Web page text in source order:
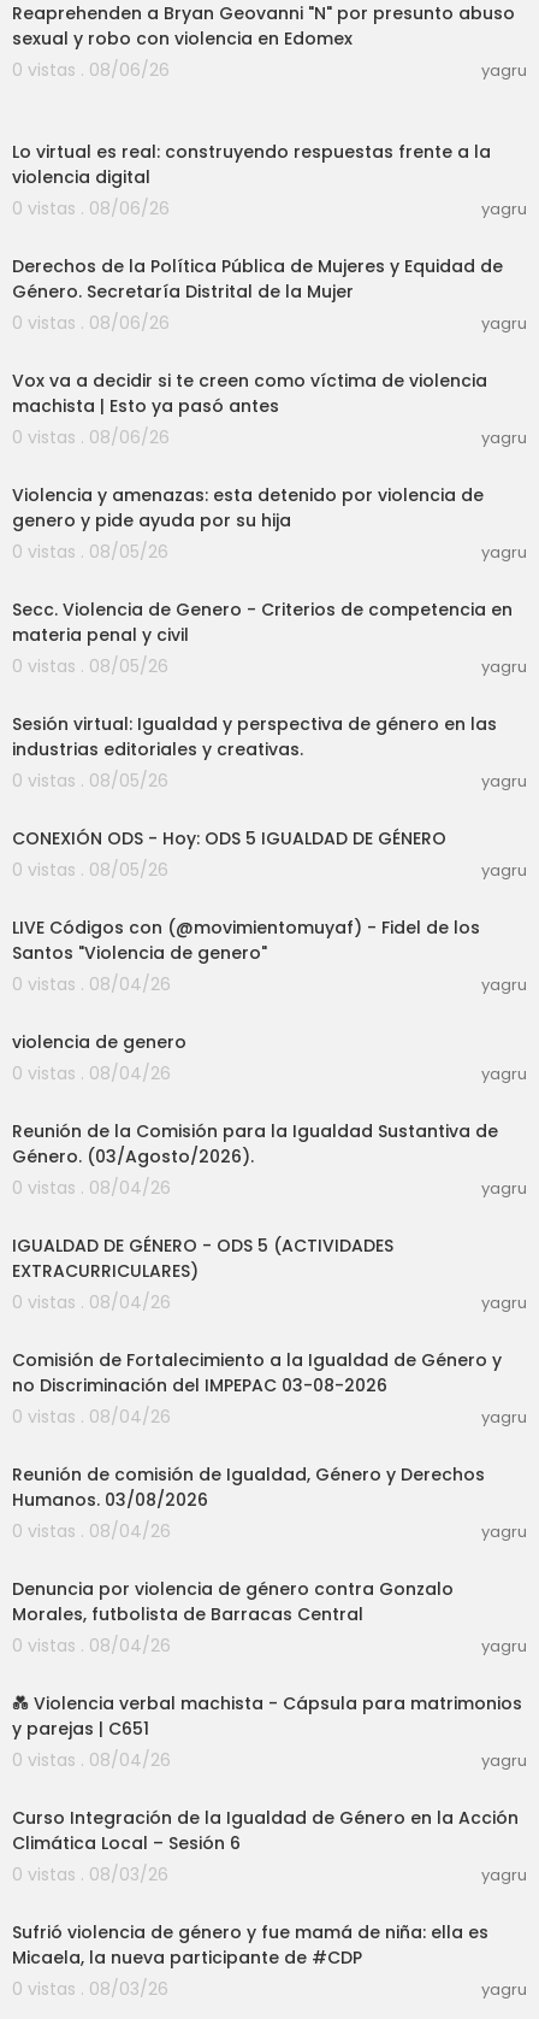
Reaprehenden a Bryan Geovanni "N" por presunto abuso
sexual y robo con violencia en Edomex
0 vistas . 08/06/26
yagru
Lo virtual es real: construyendo respuestas frente a la
violencia digital
0 vistas . 08/06/26
yagru
Derechos de la Política Pública de Mujeres y Equidad de
Género. Secretaría Distrital de la Mujer
0 vistas . 08/06/26
yagru
Vox va a decidir si te creen como víctima de violencia
machista | Esto ya pasó antes
0 vistas . 08/06/26
yagru
Violencia y amenazas: esta detenido por violencia de
genero y pide ayuda por su hija
0 vistas . 08/05/26
yagru
Secc. Violencia de Genero - Criterios de competencia en
materia penal y civil
0 vistas . 08/05/26
yagru
Sesión virtual: Igualdad y perspectiva de género en las
industrias editoriales y creativas.
0 vistas . 08/05/26
yagru
CONEXIÓN ODS - Hoy: ODS 5 IGUALDAD DE GÉNERO
0 vistas . 08/05/26
yagru
LIVE Códigos con (@movimientomuyaf) - Fidel de los
Santos "Violencia de genero"
0 vistas . 08/04/26
yagru
violencia de genero
0 vistas . 08/04/26
yagru
Reunión de la Comisión para la Igualdad Sustantiva de
Género. (03/Agosto/2026).
0 vistas . 08/04/26
yagru
IGUALDAD DE GÉNERO - ODS 5 (ACTIVIDADES
EXTRACURRICULARES)
0 vistas . 08/04/26
yagru
Comisión de Fortalecimiento a la Igualdad de Género y
no Discriminación del IMPEPAC 03-08-2026
0 vistas . 08/04/26
yagru
Reunión de comisión de Igualdad, Género y Derechos
Humanos. 03/08/2026
0 vistas . 08/04/26
yagru
Denuncia por violencia de género contra Gonzalo
Morales, futbolista de Barracas Central
0 vistas . 08/04/26
yagru
💑 Violencia verbal machista - Cápsula para matrimonios
y parejas | C651
0 vistas . 08/04/26
yagru
Curso Integración de la Igualdad de Género en la Acción
Climática Local – Sesión 6
0 vistas . 08/03/26
yagru
Sufrió violencia de género y fue mamá de niña: ella es
Micaela, la nueva participante de #CDP
0 vistas . 08/03/26
yagru